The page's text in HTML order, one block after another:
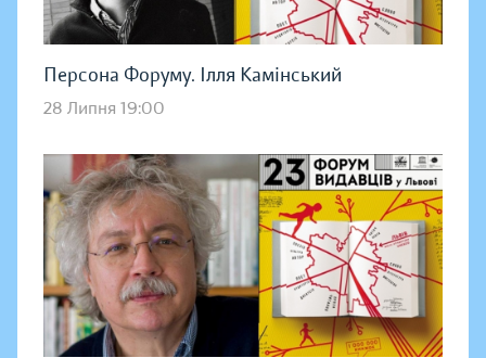
Персона Форуму. Ілля Камінський
28 Липня 19:00